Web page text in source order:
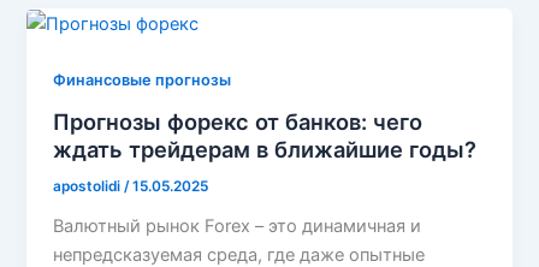
Финансовые прогнозы
Прогнозы форекс от банков: чего
ждать трейдерам в ближайшие годы?
apostolidi/15.05.2025
Валютный рынок Forex – это динамичная и
непредсказуемая среда, где даже опытные